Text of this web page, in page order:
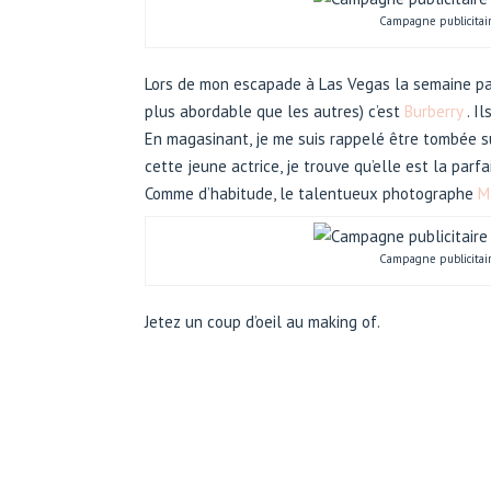
Campagne
Lors de mon escapade à Las Vegas la semaine
plus abordable que les autres) c’est Burberry .
En magasinant, je me suis rappelé être tombée
cette jeune actrice, je trouve qu’elle est la
Comme d’habitude, le talentueux photographe
Campagne
Jetez un coup d’oeil au making of.